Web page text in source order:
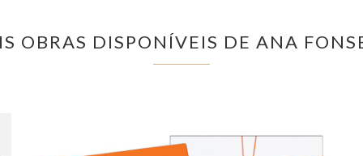
OBRAS DISPONÍVEIS DE ANA